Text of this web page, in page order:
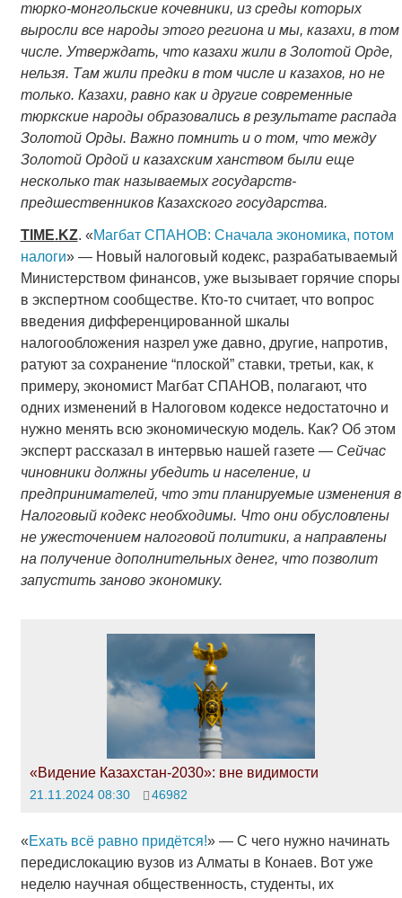
тюрко-монгольские кочевники, из среды которых
выросли все народы этого региона и мы, казахи, в том
числе. Утверждать, что казахи жили в Золотой Орде,
нельзя. Там жили предки в том числе и казахов, но не
только. Казахи, равно как и другие современные
тюркские народы образовались в результате распада
Золотой Орды. Важно помнить и о том, что между
Золотой Ордой и казахским ханством были еще
несколько так называемых государств-
предшественников Казахского государства.
TIME.KZ. «Магбат СПАНОВ: Сначала экономика, потом
налоги» — Новый налоговый кодекс, разрабатываемый
Министерством финансов, уже вызывает горячие споры
в экспертном сообществе. Кто-то считает, что вопрос
введения дифференцированной шкалы
налогообложения назрел уже давно, другие, напротив,
ратуют за сохранение “плоской” ставки, третьи, как, к
примеру, экономист Магбат СПАНОВ, полагают, что
одних изменений в Налоговом кодексе недостаточно и
нужно менять всю экономическую модель. Как? Об этом
эксперт рассказал в интервью нашей газете — Сейчас
чиновники должны убедить и население, и
предпринимателей, что эти планируемые изменения в
Налоговый кодекс необходимы. Что они обусловлены
не ужесточением налоговой политики, а направлены
на получение дополнительных денег, что позволит
запустить заново экономику.
«Видение Казахстан-2030»: вне видимости
21.11.2024 08:30 46982
«Ехать всё равно придётся!» — С чего нужно начинать
передислокацию вузов из Алматы в Конаев. Вот уже
неделю научная общественность, студенты, их